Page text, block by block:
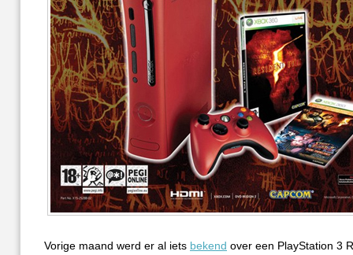
Vorige maand werd er al iets bekend over een PlayStation 3